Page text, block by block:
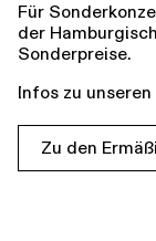
Für
der
Sonderpreise.
Infos zu
Zu den